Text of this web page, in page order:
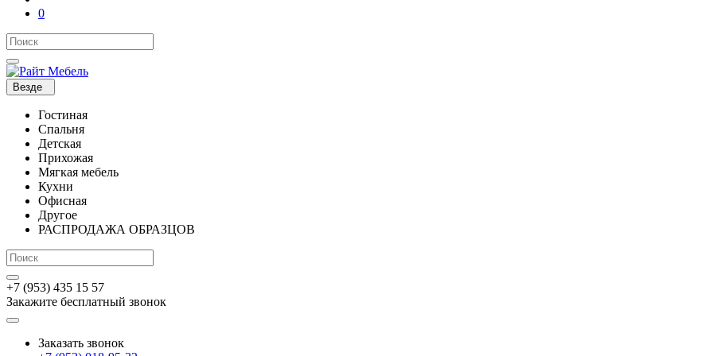
0
Везде
Гостиная
Спальня
Детская
Прихожая
Мягкая мебель
Кухни
Офисная
Другое
РАСПРОДАЖА ОБРАЗЦОВ
+7 (953) 435 15 57
Закажите бесплатный звонок
Заказать звонок